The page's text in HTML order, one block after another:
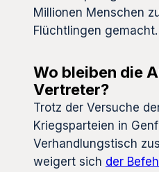
Millionen Menschen
Flüchtlingen gemacht.
Wo bleiben die
Vertreter?
Trotz der Versuche
Kriegsparteien in
Verhandlungstisch
weigert sich der